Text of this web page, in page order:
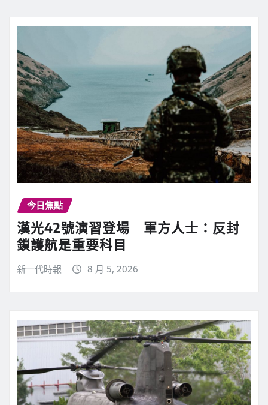
今日焦點
漢光42號演習登場 軍方人士：反封
鎖護航是重要科目
新一代時報 8 月 5, 2026